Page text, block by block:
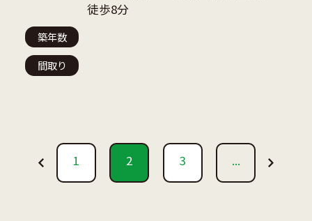
徒歩8分
築年数
間取り
1 2 3 ...